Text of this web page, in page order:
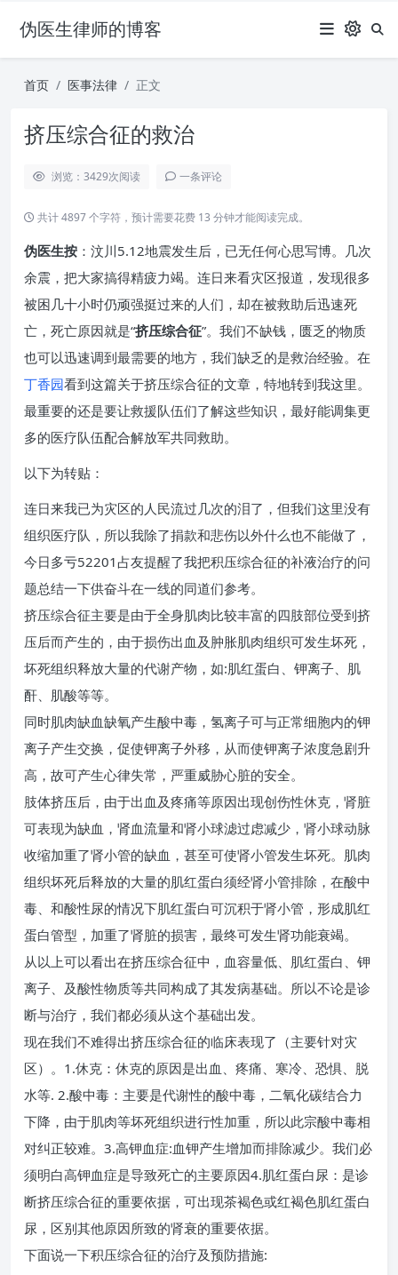
伪医生律师的博客
首页 医事法律 正文
挤压综合征的救治
浏览：3429次阅读 一条评论
共计 4897 个字符，预计需要花费 13 分钟才能阅读完成。
伪医生按 ：汶川5.12地震发生后，已无任何心思写博。几次
余震，把大家搞得精疲力竭。连日来看灾区报道，发现很多
被困几十小时仍顽强挺过来的人们，却在被救助后迅速死
亡，死亡原因就是“挤压综合征”。我们不缺钱，匮乏的物质
也可以迅速调到最需要的地方，我们缺乏的是救治经验。在
丁香园看到这篇关于挤压综合征的文章，特地转到我这里。
最重要的还是要让救援队伍们了解这些知识，最好能调集更
多的医疗队伍配合解放军共同救助。
以下为转贴：
连日来我已为灾区的人民流过几次的泪了，但我们这里没有
组织医疗队，所以我除了捐款和悲伤以外什么也不能做了，
今日多亏52201占友提醒了我把积压综合征的补液治疗的问
题总结一下供奋斗在一线的同道们参考。
挤压综合征主要是由于全身肌肉比较丰富的四肢部位受到挤
压后而产生的，由于损伤出血及肿胀肌肉组织可发生坏死，
坏死组织释放大量的代谢产物，如:肌红蛋白、钾离子、肌
酐、肌酸等等。
同时肌肉缺血缺氧产生酸中毒，氢离子可与正常细胞内的钾
离子产生交换，促使钾离子外移，从而使钾离子浓度急剧升
高，故可产生心律失常，严重威胁心脏的安全。
肢体挤压后，由于出血及疼痛等原因出现创伤性休克，肾脏
可表现为缺血，肾血流量和肾小球滤过虑减少，肾小球动脉
收缩加重了肾小管的缺血，甚至可使肾小管发生坏死。肌肉
组织坏死后释放的大量的肌红蛋白须经肾小管排除，在酸中
毒、和酸性尿的情况下肌红蛋白可沉积于肾小管，形成肌红
蛋白管型，加重了肾脏的损害，最终可发生肾功能衰竭。
从以上可以看出在挤压综合征中，血容量低、肌红蛋白、钾
离子、及酸性物质等共同构成了其发病基础。所以不论是诊
断与治疗，我们都必须从这个基础出发。
现在我们不难得出挤压综合征的临床表现了（主要针对灾
区）。1.休克：休克的原因是出血、疼痛、寒冷、恐惧、脱
水等. 2.酸中毒：主要是代谢性的酸中毒，二氧化碳结合力
下降，由于肌肉等坏死组织进行性加重，所以此宗酸中毒相
对纠正较难。3.高钾血症:血钾产生增加而排除减少。我们必
须明白高钾血症是导致死亡的主要原因4.肌红蛋白尿：是诊
断挤压综合征的重要依据，可出现茶褐色或红褐色肌红蛋白
尿，区别其他原因所致的肾衰的重要依据。
下面说一下积压综合征的治疗及预防措施: